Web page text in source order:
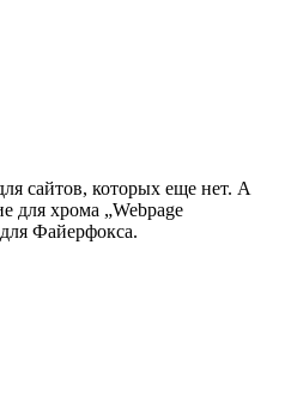
сайтов, которых еще нет. А
для хрома „Webpage
Файерфокса.